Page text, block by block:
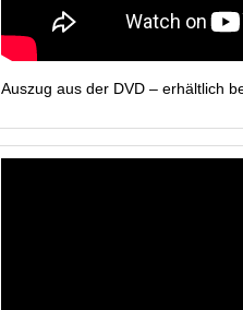
Auszug aus der DVD – erhältlich